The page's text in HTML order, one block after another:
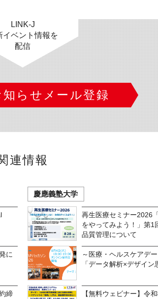
LINK-J
イベント情報を
配信
らせメール登録
連情報
に
締
慶應義塾大学
再生医療セミナー2026
をやってみよう！」第1
品質管理について
～医療・ヘルスケアデ
「データ解析×デザイン
【無料ウェビナー】令